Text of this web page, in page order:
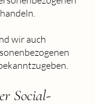
wir auch
Social-